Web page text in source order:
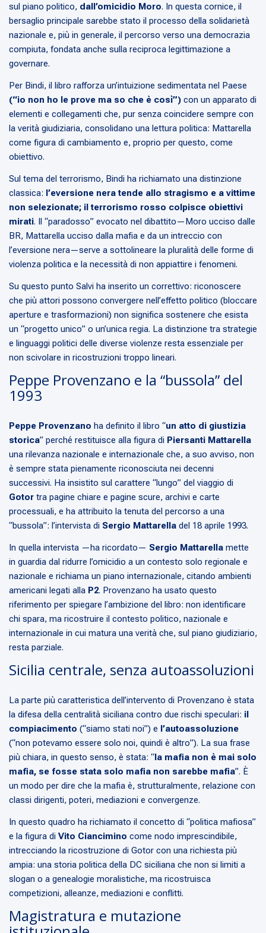
sul piano politico, dall’omicidio Moro. In questa cornice, il
bersaglio principale sarebbe stato il processo della solidarietà
nazionale e, più in generale, il percorso verso una democrazia
compiuta, fondata anche sulla reciproca legittimazione a
governare.
Per Bindi, il libro rafforza un’intuizione sedimentata nel Paese
(“io non ho le prove ma so che è così”) con un apparato di
elementi e collegamenti che, pur senza coincidere sempre con
la verità giudiziaria, consolidano una lettura politica: Mattarella
come figura di cambiamento e, proprio per questo, come
obiettivo.
Sul tema del terrorismo, Bindi ha richiamato una distinzione
classica: l’eversione nera tende allo stragismo e a vittime
non selezionate; il terrorismo rosso colpisce obiettivi
mirati. Il “paradosso” evocato nel dibattito—Moro ucciso dalle
BR, Mattarella ucciso dalla mafia e da un intreccio con
l’eversione nera—serve a sottolineare la pluralità delle forme di
violenza politica e la necessità di non appiattire i fenomeni.
Su questo punto Salvi ha inserito un correttivo: riconoscere
che più attori possono convergere nell’effetto politico (bloccare
aperture e trasformazioni) non significa sostenere che esista
un “progetto unico” o un’unica regia. La distinzione tra strategie
e linguaggi politici delle diverse violenze resta essenziale per
non scivolare in ricostruzioni troppo lineari.
Peppe Provenzano e la “bussola” del
1993
Peppe Provenzano ha definito il libro “un atto di giustizia
storica” perché restituisce alla figura di Piersanti Mattarella
una rilevanza nazionale e internazionale che, a suo avviso, non
è sempre stata pienamente riconosciuta nei decenni
successivi. Ha insistito sul carattere “lungo” del viaggio di
Gotor tra pagine chiare e pagine scure, archivi e carte
processuali, e ha attribuito la tenuta del percorso a una
“bussola”: l’intervista di Sergio Mattarella del 18 aprile 1993.
In quella intervista —ha ricordato— Sergio Mattarella mette
in guardia dal ridurre l’omicidio a un contesto solo regionale e
nazionale e richiama un piano internazionale, citando ambienti
americani legati alla P2. Provenzano ha usato questo
riferimento per spiegare l’ambizione del libro: non identificare
chi spara, ma ricostruire il contesto politico, nazionale e
internazionale in cui matura una verità che, sul piano giudiziario,
resta parziale.
Sicilia centrale, senza autoassoluzioni
La parte più caratteristica dell’intervento di Provenzano è stata
la difesa della centralità siciliana contro due rischi speculari: il
compiacimento (“siamo stati noi”) e l’autoassoluzione
(“non potevamo essere solo noi, quindi è altro”). La sua frase
più chiara, in questo senso, è stata: “la mafia non è mai solo
mafia, se fosse stata solo mafia non sarebbe mafia”. È
un modo per dire che la mafia è, strutturalmente, relazione con
classi dirigenti, poteri, mediazioni e convergenze.
In questo quadro ha richiamato il concetto di “politica mafiosa”
e la figura di Vito Ciancimino come nodo imprescindibile,
intrecciando la ricostruzione di Gotor con una richiesta più
ampia: una storia politica della DC siciliana che non si limiti a
slogan o a genealogie moralistiche, ma ricostruisca
competizioni, alleanze, mediazioni e conflitti.
Magistratura e mutazione